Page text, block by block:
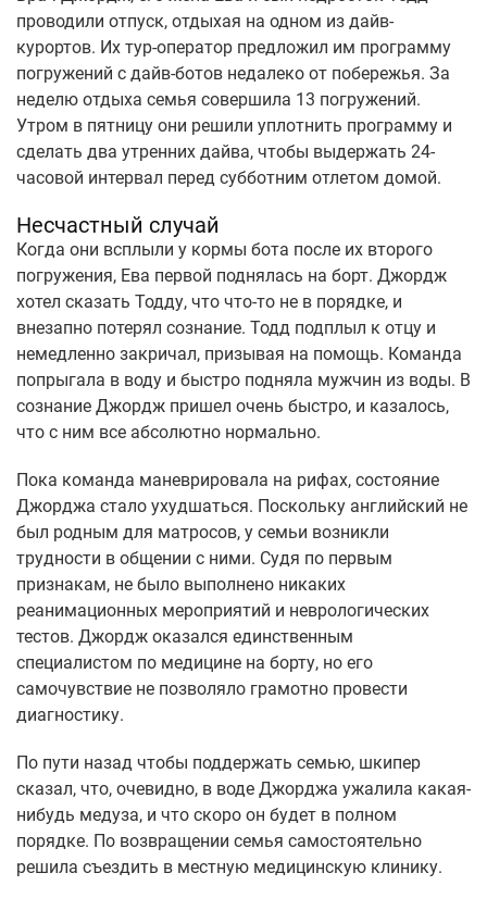
проводили отпуск, отдыхая на одном из дайв-
курортов. Их тур-оператор предложил им программу
погружений с дайв-ботов недалеко от побережья. За
неделю отдыха семья совершила 13 погружений.
Утром в пятницу они решили уплотнить программу и
сделать два утренних дайва, чтобы выдержать 24-
часовой интервал перед субботним отлетом домой.
Несчастный случай
Когда они всплыли у кормы бота после их второго
погружения, Ева первой поднялась на борт. Джордж
хотел сказать Тодду, что что-то не в порядке, и
внезапно потерял сознание. Тодд подплыл к отцу и
немедленно закричал, призывая на помощь. Команда
попрыгала в воду и быстро подняла мужчин из воды. В
сознание Джордж пришел очень быстро, и казалось,
что с ним все абсолютно нормально.
Пока команда маневрировала на рифах, состояние
Джорджа стало ухудшаться. Поскольку английский не
был родным для матросов, у семьи возникли
трудности в общении с ними. Судя по первым
признакам, не было выполнено никаких
реанимационных мероприятий и неврологических
тестов. Джордж оказался единственным
специалистом по медицине на борту, но его
самочувствие не позволяло грамотно провести
диагностику.
По пути назад чтобы поддержать семью, шкипер
сказал, что, очевидно, в воде Джорджа ужалила какая-
нибудь медуза, и что скоро он будет в полном
порядке. По возвращении семья самостоятельно
решила съездить в местную медицинскую клинику.